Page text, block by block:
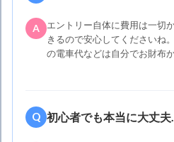
A
エントリー自体に費用は一切
きるので安心してくださいね
の電車代などは自分でお財布
Q 初心者でも本当に大丈夫